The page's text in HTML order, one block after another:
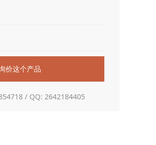
价这个产品
/ QQ: 2642184405